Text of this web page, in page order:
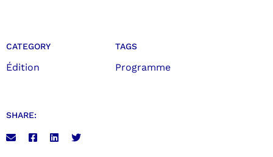
CATEGORY
Édition
TAGS
Programme
SHARE: